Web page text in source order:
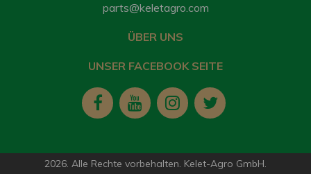
parts@keletagro.com
ÜBER UNS
UNSER FACEBOOK SEITE
2026. Alle Rechte vorbehalten. Kelet-Agro GmbH.